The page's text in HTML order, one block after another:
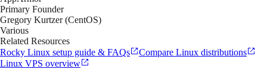
Primary Founder
Gregory Kurtzer (CentOS)
Various
Related Resources
Rocky Linux setup guide & FAQs
Compare Linux distributions
Linux VPS overview